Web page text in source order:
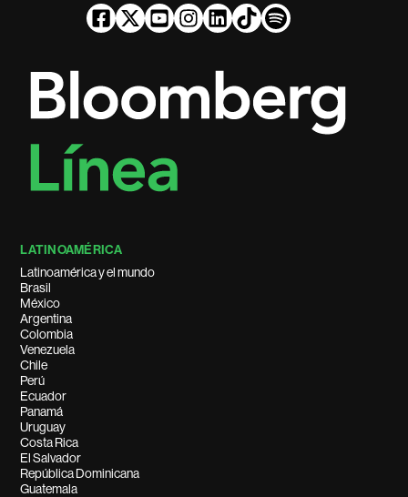
LATINOAMÉRICA
Latinoamérica y el mundo
Brasil
México
Argentina
Colombia
Venezuela
Chile
Perú
Ecuador
Panamá
Uruguay
Costa Rica
El Salvador
República Dominicana
Guatemala